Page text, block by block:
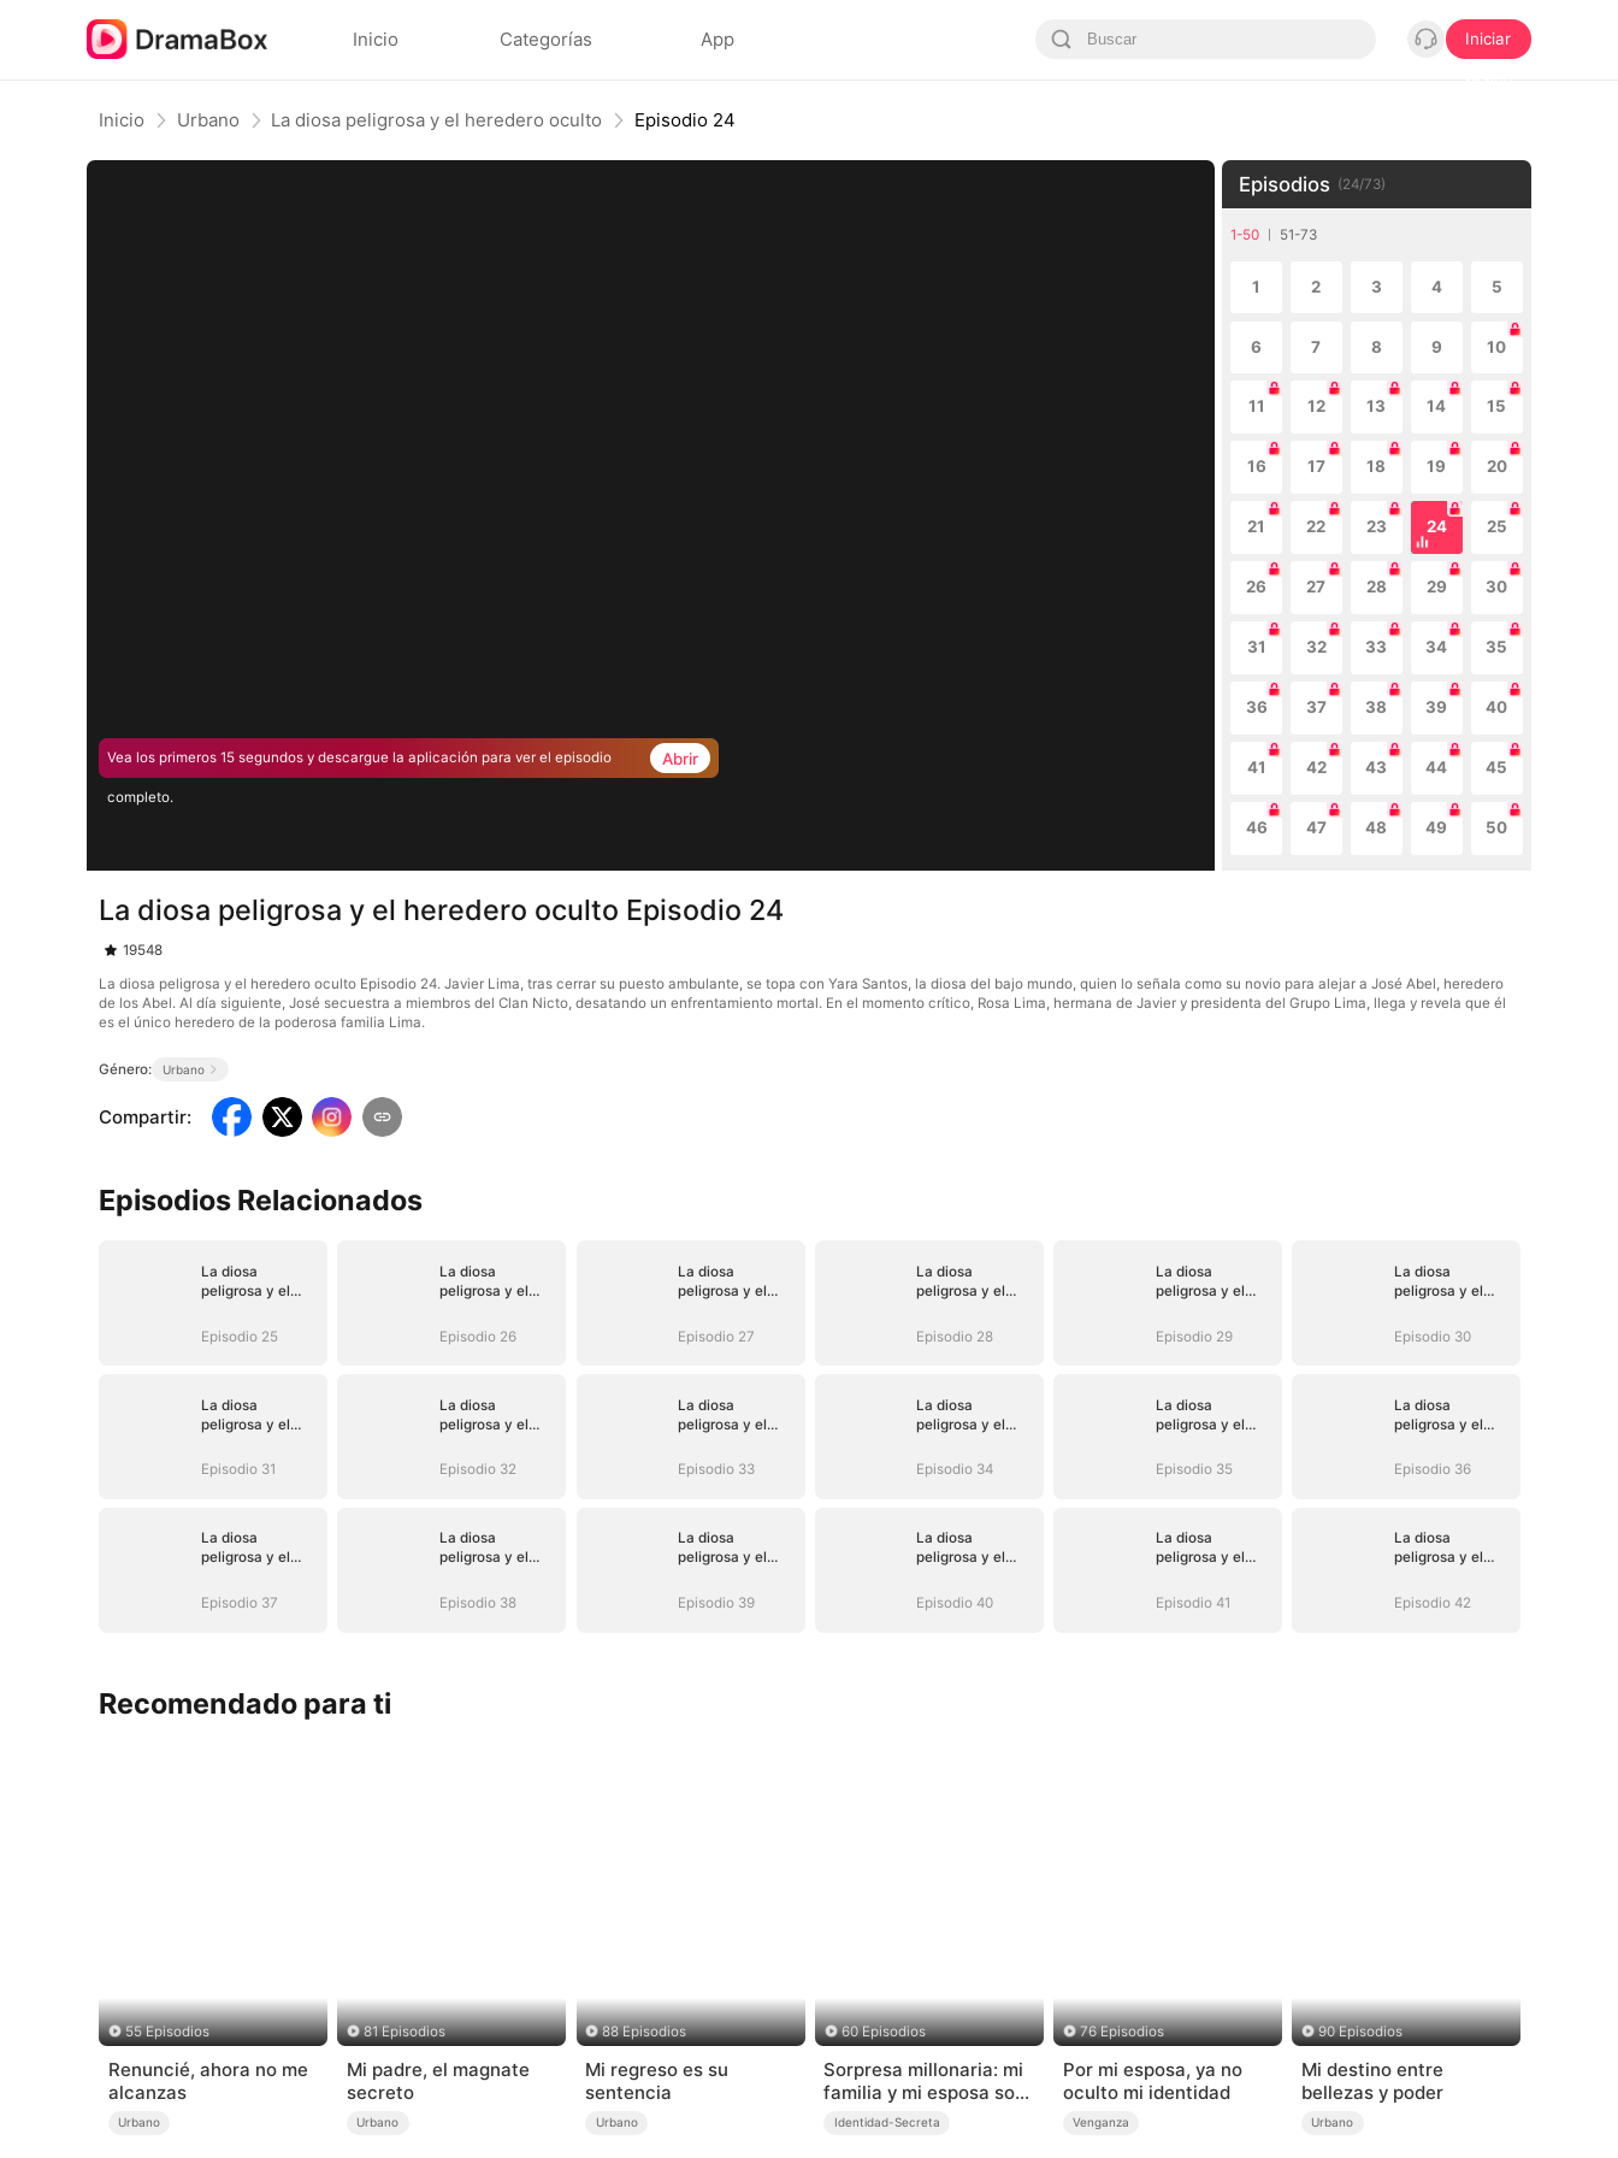
Inicio Categorías App Iniciar
Inicio Urbano La diosa peligrosa y el heredero oculto Episodio 24
Vea los primeros 15 segundos y descargue la aplicación para ver el episodio
completo.
Abrir
Episodios (24/73)
1-50 51-73
1 2 3 4 5
6 7 8 9 10
11 12 13 14 15
16 17 18 19 20
21 22 23 24 25
26 27 28 29 30
31 32 33 34 35
36 37 38 39 40
41 42 43 44 45
46 47 48 49 50
La diosa peligrosa y el heredero oculto Episodio 24
19548
La diosa peligrosa y el heredero oculto Episodio 24. Javier Lima, tras cerrar su puesto ambulante, se topa con Yara Santos, la diosa del bajo mundo, quien lo señala como su novio para alejar a José Abel, heredero
de los Abel. Al día siguiente, José secuestra a miembros del Clan Nicto, desatando un enfrentamiento mortal. En el momento crítico, Rosa Lima, hermana de Javier y presidenta del Grupo Lima, llega y revela que él
es el único heredero de la poderosa familia Lima.
Género: Urbano
Compartir:
Episodios Relacionados
La diosa
peligrosa y el
Episodio 25
La diosa
peligrosa y el
Episodio 26
La diosa
peligrosa y el
Episodio 27
La diosa
peligrosa y el
Episodio 28
La diosa
peligrosa y el
Episodio 29
La diosa
peligrosa y el
Episodio 30
La diosa
peligrosa y el
Episodio 31
La diosa
peligrosa y el
Episodio 32
La diosa
peligrosa y el
Episodio 33
La diosa
peligrosa y el
Episodio 34
La diosa
peligrosa y el
Episodio 35
La diosa
peligrosa y el
Episodio 36
La diosa
peligrosa y el
Episodio 37
La diosa
peligrosa y el
Episodio 38
La diosa
peligrosa y el
Episodio 39
La diosa
peligrosa y el
Episodio 40
La diosa
peligrosa y el
Episodio 41
La diosa
peligrosa y el
Episodio 42
Recomendado para ti
55 Episodios
Renuncié, ahora no me
alcanzas
Urbano
81 Episodios
Mi padre, el magnate
secreto
Urbano
88 Episodios
Mi regreso es su
sentencia
Urbano
60 Episodios
Sorpresa millonaria: mi
familia y mi esposa son
magnates
Identidad-Secreta
76 Episodios
Por mi esposa, ya no
oculto mi identidad
Venganza
90 Episodios
Mi destino entre
bellezas y poder
Urbano